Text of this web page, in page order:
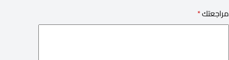
مراجعتك*